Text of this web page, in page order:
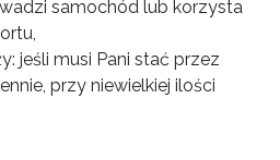
samochód lub korzysta
jeśli musi Pani stać przez
przy niewielkiej ilości